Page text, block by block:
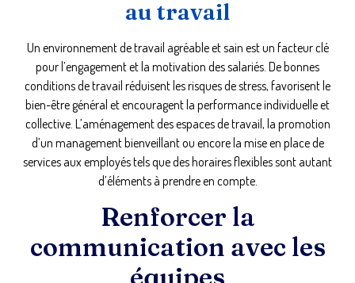
au travail
Un environnement de travail agréable et sain est un facteur clé
pour l’engagement et la motivation des salariés. De bonnes
conditions de travail réduisent les risques de stress, favorisent le
bien-être général et encouragent la performance individuelle et
collective. L’aménagement des espaces de travail, la promotion
d’un management bienveillant ou encore la mise en place de
services aux employés tels que des horaires flexibles sont autant
d’éléments à prendre en compte.
Renforcer la
communication avec les